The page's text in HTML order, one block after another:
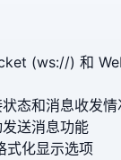
(ws://) 和
态和消息收发情
送消息功能
式化显示选项